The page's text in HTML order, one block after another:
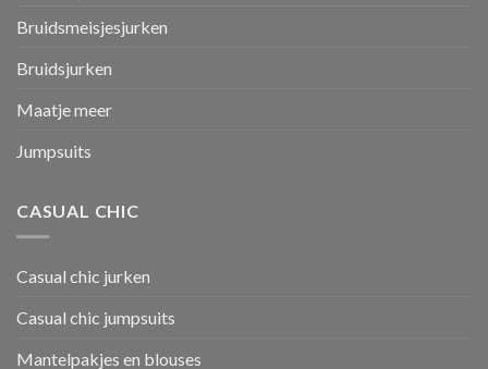
Bruidsmeisjesjurken
Bruidsjurken
Maatje meer
Jumpsuits
CASUAL CHIC
Casual chic jurken
Casual chic jumpsuits
Mantelpakjes en blouses